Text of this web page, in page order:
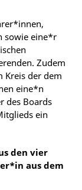
sowie eine*r
Zudem
Kreis der dem
eine*n
des Boards
ein
den vier
aus dem